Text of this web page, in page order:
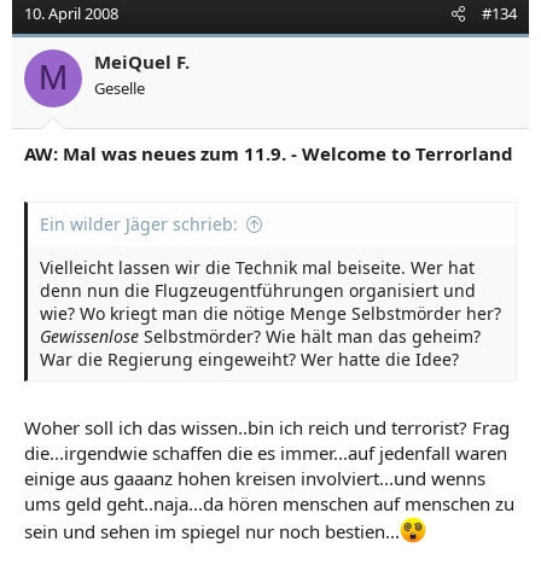
10. April 2008 #134
M MeiQuel F.
Geselle
AW: Mal was neues zum 11.9. - Welcome to Terrorland
Ein wilder Jäger schrieb:
Vielleicht lassen wir die Technik mal beiseite. Wer hat
denn nun die Flugzeugentführungen organisiert und
wie? Wo kriegt man die nötige Menge Selbstmörder her?
Gewissenlose Selbstmörder? Wie hält man das geheim?
War die Regierung eingeweiht? Wer hatte die Idee?
Woher soll ich das wissen..bin ich reich und terrorist? Frag
die...irgendwie schaffen die es immer...auf jedenfall waren
einige aus gaaanz hohen kreisen involviert...und wenns
ums geld geht..naja...da hören menschen auf menschen zu
sein und sehen im spiegel nur noch bestien...